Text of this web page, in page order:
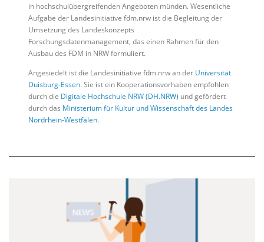
in hochschulübergreifenden Angeboten münden. Wesentliche
Aufgabe der Landesinitiative fdm.nrw ist die Begleitung der
Umsetzung des Landeskonzepts
Forschungsdatenmanagement, das einen Rahmen für den
Ausbau des FDM in NRW formuliert.
Angesiedelt ist die Landesinitiative fdm.nrw an der Universität
Duisburg-Essen. Sie ist ein Kooperationsvorhaben empfohlen
durch die Digitale Hochschule NRW (DH.NRW) und gefördert
durch das Ministerium für Kultur und Wissenschaft des Landes
Nordrhein-Westfalen.